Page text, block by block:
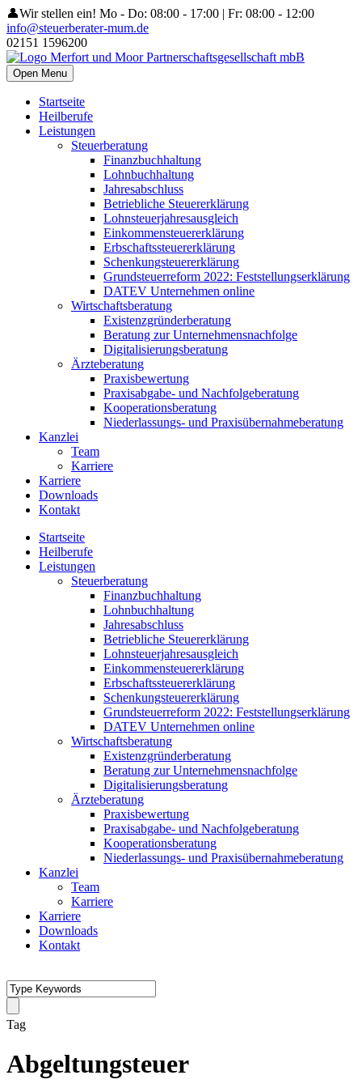
👤Wir stellen ein! Mo - Do: 08:00 - 17:00 | Fr: 08:00 - 12:00
info@steuerberater-mum.de
02151 1596200
Open Menu
Startseite
Heilberufe
Leistungen
Steuerberatung
Finanzbuchhaltung
Lohnbuchhaltung
Jahresabschluss
Betriebliche Steuererklärung
Lohnsteuerjahresausgleich
Einkommensteuererklärung
Erbschaftssteuererklärung
Schenkungsteuererklärung
Grundsteuerreform 2022: Feststellungserklärung
DATEV Unternehmen online
Wirtschaftsberatung
Existenzgründerberatung
Beratung zur Unternehmensnachfolge
Digitalisierungsberatung
Ärzteberatung
Praxisbewertung
Praxisabgabe- und Nachfolgeberatung
Kooperationsberatung
Niederlassungs- und Praxisübernahmeberatung
Kanzlei
Team
Karriere
Karriere
Downloads
Kontakt
Startseite
Heilberufe
Leistungen
Steuerberatung
Finanzbuchhaltung
Lohnbuchhaltung
Jahresabschluss
Betriebliche Steuererklärung
Lohnsteuerjahresausgleich
Einkommensteuererklärung
Erbschaftssteuererklärung
Schenkungsteuererklärung
Grundsteuerreform 2022: Feststellungserklärung
DATEV Unternehmen online
Wirtschaftsberatung
Existenzgründerberatung
Beratung zur Unternehmensnachfolge
Digitalisierungsberatung
Ärzteberatung
Praxisbewertung
Praxisabgabe- und Nachfolgeberatung
Kooperationsberatung
Niederlassungs- und Praxisübernahmeberatung
Kanzlei
Team
Karriere
Karriere
Downloads
Kontakt
Tag
Abgeltungsteuer